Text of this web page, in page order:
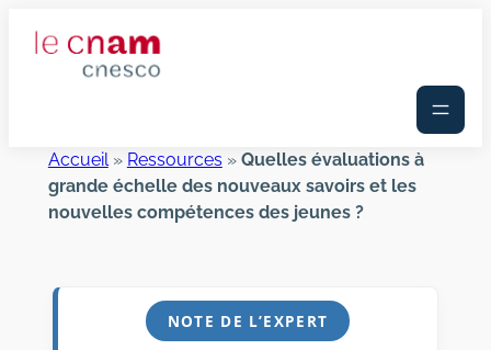
Accueil» Ressources» Quelles évaluations à
grande échelle des nouveaux savoirs et les
nouvelles compétences des jeunes ?
NOTE DE L’EXPERT